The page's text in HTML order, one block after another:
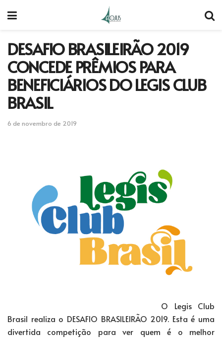
DESAFIO BRASILEIRÃO 2019
CONCEDE PRÊMIOS PARA
BENEFICIÁRIOS DO LEGIS CLUB
BRASIL
6 de novembro de 2019
O Legis Club
Brasil realiza o DESAFIO BRASILEIRÃO 2019. Esta é uma
divertida competição para ver quem é o melhor